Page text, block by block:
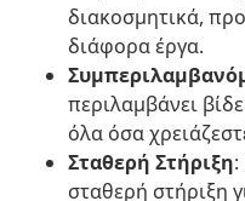
διακοσμητικά,
διάφορα έργα.
περιλαμβάνει
όλα όσα
Σταθερή Στήριξη
σταθερή στήριξη